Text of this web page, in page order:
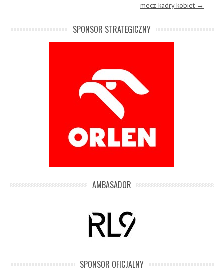
mecz kadry kobiet →
SPONSOR STRATEGICZNY
AMBASADOR
SPONSOR OFICJALNY